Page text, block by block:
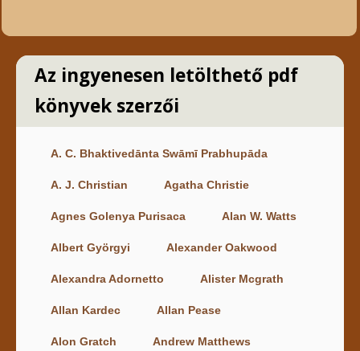
Az ingyenesen letölthető pdf
könyvek szerzői
A. C. Bhaktivedānta Swāmī Prabhupāda
A. J. Christian Agatha Christie
Agnes Golenya Purisaca Alan W. Watts
Albert Györgyi Alexander Oakwood
Alexandra Adornetto Alister Mcgrath
Allan Kardec Allan Pease
Alon Gratch Andrew Matthews